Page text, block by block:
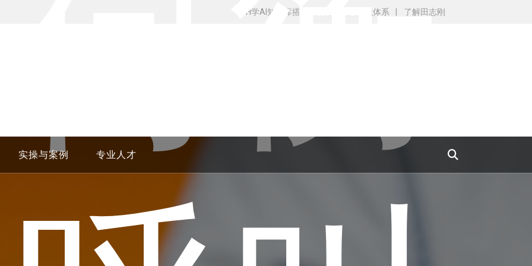
24H学AI知识库搭建 构建个人知识体系 了解田志刚
实操与案例 专业人才
衡